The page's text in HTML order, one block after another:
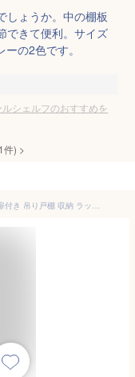
しょうか。中の棚板
できて便利。サイズ
の2色です。
シェルフのおすすめを
1件) >
リビング収納 北欧 本棚 木製 ウォールラック 扉付き 吊り戸棚 収納 ラック 吊戸棚 幅60cm diy 棚 小さい 壁 取付 ウォールシェルフ 賃貸 取り付け 和 ホワイト 白 扉つき ボックス ウォールボックス 壁付け おしゃれ 壁掛け シェルフ ウォールキャビネット 幅60 WB7-DX E-S